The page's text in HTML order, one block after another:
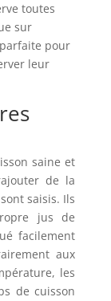
toutes
sur
pour
leur
saine et
de la
saisis. Ils
jus de
facilement
aux
les
de cuisson